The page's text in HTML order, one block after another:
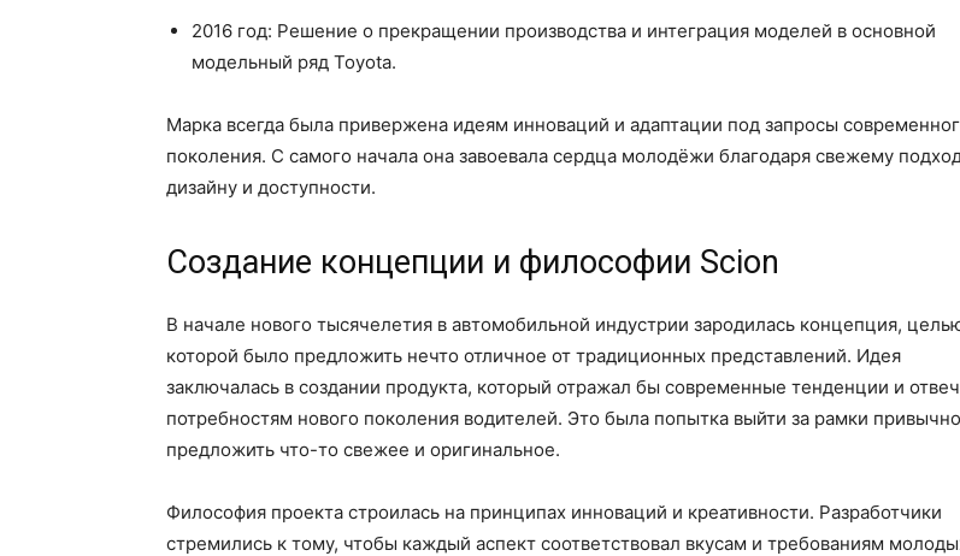
2016 год: Решение о прекращении производства и интеграция моделей в основной
модельный ряд Toyota.
Марка всегда была привержена идеям инноваций и адаптации под запросы
поколения. С самого начала она завоевала сердца молодёжи благодаря свежему
дизайну и доступности.
Создание концепции и философии Scion
В начале нового тысячелетия в автомобильной индустрии зародилась концепция,
которой было предложить нечто отличное от традиционных представлений. Идея
заключалась в создании продукта, который отражал бы современные тенденции и
потребностям нового поколения водителей. Это была попытка выйти за рамки
предложить что-то свежее и оригинальное.
Философия проекта строилась на принципах инноваций и креативности. Разработчики
стремились к тому, чтобы каждый аспект соответствовал вкусам и требованиям